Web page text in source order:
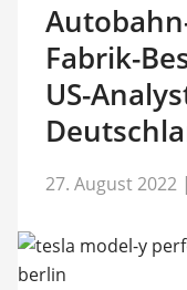
Fabrik-
US-
27. August 2022 |